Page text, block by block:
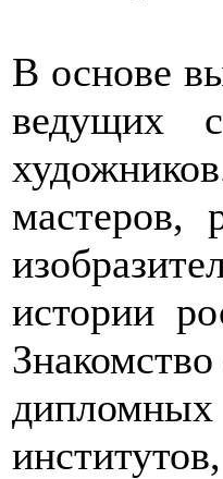
В основе
ведущих
мастеров,
истории